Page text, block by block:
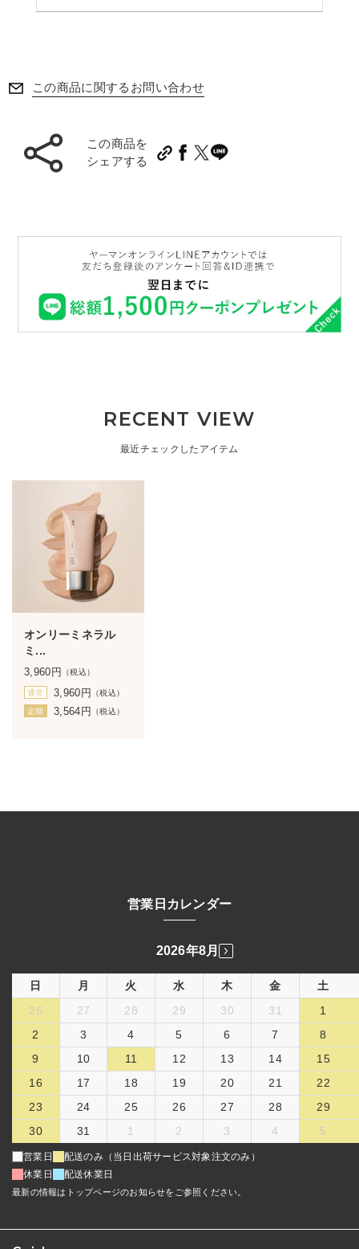
この商品に関するお問い合わせ
この商品を
シェアする
RECENT VIEW
最近チェックしたアイテム
オンリーミネラル
ミ...
3,960 円 （税込）
通常 3,960 円 （税込）
定期 3,564 円 （税込）
営業日カレンダー
2026年8月
日 月 火 水 木 金
土
26
27 28 29 30 31
1
2
3 4 5 6 7
8
9
10 11 12 13 14
15
16
17 18 19 20 21
22
23
24 25 26 27 28
29
30
31 1 2 3 4 5
営業日
配送のみ（当日出荷サービス対象注文のみ）
休業日
配送休業日
最新の情報はトップページのお知らせをご参照ください。